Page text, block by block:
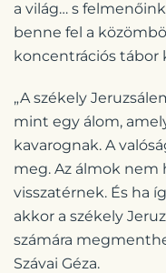
a világ… s
benne fel a
koncentrációs tábor
„A székely
mint egy álom,
kavarognak. A
meg. Az álmok nem
visszatérnek. És ha
akkor a székely
számára
Szávai Géza.